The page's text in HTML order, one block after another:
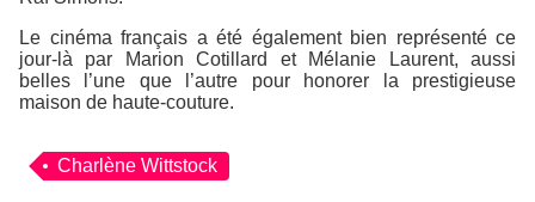
Le cinéma français a été également bien représenté ce
jour-là par Marion Cotillard et Mélanie Laurent, aussi
belles l’une que l’autre pour honorer la prestigieuse
maison de haute-couture.
Charlène Wittstock